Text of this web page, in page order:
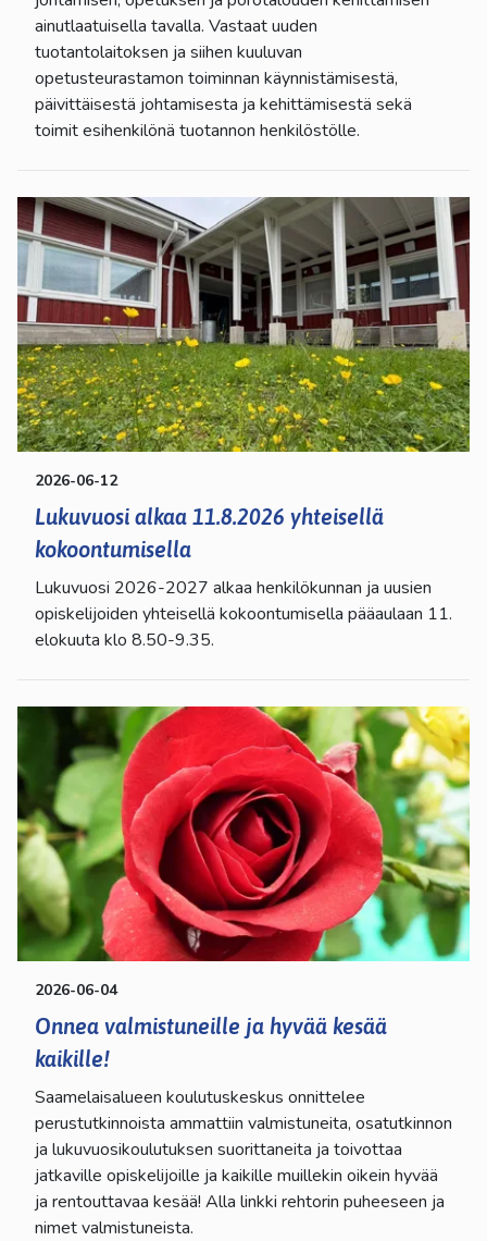
ainutlaatuisella tavalla. Vastaat uuden
tuotantolaitoksen ja siihen kuuluvan
opetusteurastamon toiminnan käynnistämisestä,
päivittäisestä johtamisesta ja kehittämisestä sekä
toimit esihenkilönä tuotannon henkilöstölle.
2026-06-12
Lukuvuosi alkaa 11.8.2026 yhteisellä
kokoontumisella
Lukuvuosi 2026-2027 alkaa henkilökunnan ja uusien
opiskelijoiden yhteisellä kokoontumisella pääaulaan 11.
elokuuta klo 8.50-9.35.
2026-06-04
Onnea valmistuneille ja hyvää kesää
kaikille!
Saamelaisalueen koulutuskeskus onnittelee
perustutkinnoista ammattiin valmistuneita, osatutkinnon
ja lukuvuosikoulutuksen suorittaneita ja toivottaa
jatkaville opiskelijoille ja kaikille muillekin oikein hyvää
ja rentouttavaa kesää! Alla linkki rehtorin puheeseen ja
nimet valmistuneista.